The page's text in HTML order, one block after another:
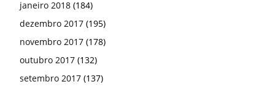
janeiro 2018 (184)
dezembro 2017 (195)
novembro 2017 (178)
outubro 2017 (132)
setembro 2017 (137)